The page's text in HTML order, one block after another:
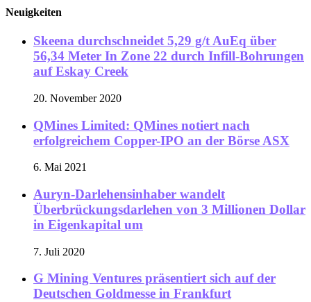
Neuigkeiten
Skeena durchschneidet 5,29 g/t AuEq über
56,34 Meter In Zone 22 durch Infill-Bohrungen
auf Eskay Creek
20. November 2020
QMines Limited: QMines notiert nach
erfolgreichem Copper-IPO an der Börse ASX
6. Mai 2021
Auryn-Darlehensinhaber wandelt
Überbrückungsdarlehen von 3 Millionen Dollar
in Eigenkapital um
7. Juli 2020
G Mining Ventures präsentiert sich auf der
Deutschen Goldmesse in Frankfurt